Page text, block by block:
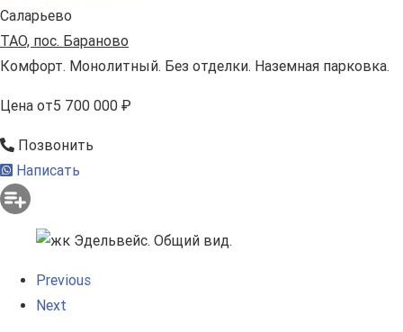
Саларьево
ТАО, пос. Бараново
Комфорт. Монолитный. Без отделки. Наземная парковка.
Цена от5 700 000 ₽
Позвонить
Написать
Previous
Next